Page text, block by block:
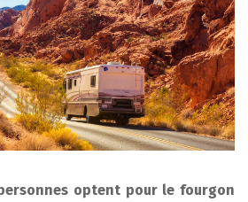
optent pour le fourgon